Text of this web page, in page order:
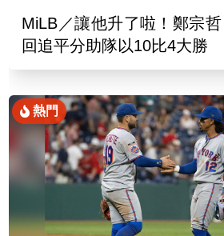
MiLB／讓他升了啦！鄭宗
回追平分助隊以10比4大勝
熱門